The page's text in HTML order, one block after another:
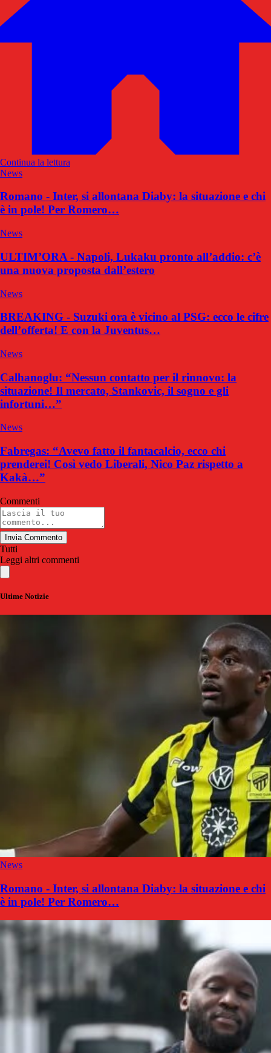
Continua la lettura
News
Romano - Inter, si allontana Diaby: la situazione e chi
è in pole! Per Romero…
News
ULTIM’ORA - Napoli, Lukaku pronto all’addio: c’è
una nuova proposta dall’estero
News
BREAKING - Suzuki ora è vicino al PSG: ecco le cifre
dell’offerta! E con la Juventus…
News
Calhanoglu: “Nessun contatto per il rinnovo: la
situazione! Il mercato, Stankovic, il sogno e gli
infortuni…”
News
Fabregas: “Avevo fatto il fantacalcio, ecco chi
prenderei! Così vedo Liberali, Nico Paz rispetto a
Kakà…”
Commenti
Invia Commento
Tutti
Leggi altri commenti
Ultime Notizie
News
Romano - Inter, si allontana Diaby: la situazione e chi
è in pole! Per Romero…